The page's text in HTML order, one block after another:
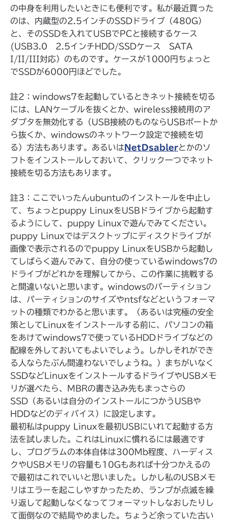
の中身を利用したいときにも便利です。私が最近買った
のは、内蔵型の2.5インチのSSDドライブ（480G）
と、そのSSDを入れてUSBでPCと接続するケース
(USB3.0 2.5インチHDD/SSDケース SATA
I/II/III対応）のものです。ケースが1000円ちょっと
でSSDが6000円ほどでした。
註2：windows7を起動しているときネット接続を切る
には、LANケーブルを抜くとか、wireless接続用のア
ダプタを無効化する（USB接続のものならUSBポートか
ら抜くか、windowsのネットワーク設定で接続を切
る）方法もあります。あるいは NetDsablerとかのソ
フトをインストールしておいて、クリック一つでネット
接続を切る方法もあります。
註3：ここでいったんubuntuのインストールを中止し
て、ちょっとpuppy LinuxをUSBドライブから起動す
るようにして、puppy Linuxで遊んでみてください。
puppy Linuxではデスクトップにディスクドライブが
画像で表示されるのでpuppy LinuxをUSBから起動し
てしばらく遊んでみて、自分の使っているwindows7の
ドライブがどれかを理解してから、この作業に挑戦する
と間違いないと思います。windowsのパーティション
は、パーティションのサイズやntsfなどというフォーマ
ットの種類でわかると思います。（あるいは究極の安全
策としてLinuxをインストールする前に、パソコンの箱
をあけてwindows7で使っているHDDドライブなどの
配線を外しておいてもよいでしょう。しかしそれができ
る人ならたぶん間違わないでしょうね。）まちがいなく
SSDなどLinuxをインストールするドライブやUSBメモ
リが選べたら、MBRの書き込み先もまっさらの
SSD（あるいは自分のインストールにつかうUSBや
HDDなどのディバイス）に設定します。
最初私はpuppy Linuxを最初USBにいれて起動する方
法を試しました。これはLinuxに慣れるには最適です
し、プログラムの本体自体は300Mb程度、ハーディス
クやUSBメモリの容量も10Gもあれば十分つかえるの
で最初はこれでいいと思いました。しかし私のUSBメモ
リはエラーを起こしやすかったため、ランプが点滅を繰
り返して起動しなくなってフォーマットしなおしたりし
て面倒なので結局やめました。ちょうど余っていた古い